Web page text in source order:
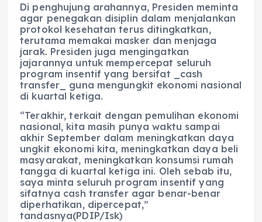
Di penghujung arahannya, Presiden meminta
agar penegakan disiplin dalam menjalankan
protokol kesehatan terus ditingkatkan,
terutama memakai masker dan menjaga
jarak. Presiden juga mengingatkan
jajarannya untuk mempercepat seluruh
program insentif yang bersifat _cash
transfer_ guna mengungkit ekonomi nasional
di kuartal ketiga.
“Terakhir, terkait dengan pemulihan ekonomi
nasional, kita masih punya waktu sampai
akhir September dalam meningkatkan daya
ungkit ekonomi kita, meningkatkan daya beli
masyarakat, meningkatkan konsumsi rumah
tangga di kuartal ketiga ini. Oleh sebab itu,
saya minta seluruh program insentif yang
sifatnya cash transfer agar benar-benar
diperhatikan, dipercepat,”
tandasnya(PDIP/Isk)